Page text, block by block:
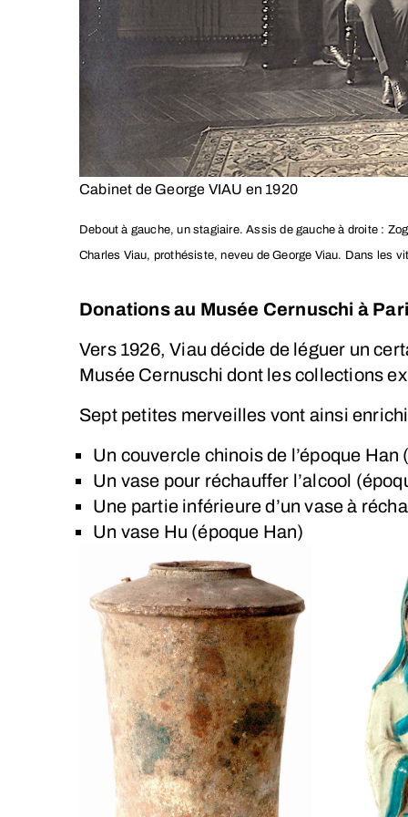
Cabinet de George VIAU en 1920
Debout à gauche, un stagiaire. Assis de gauche à droite :
Charles Viau, prothésiste, neveu de George Viau. Dans les
Donations au Musée Cernuschi à
Vers 1926, Viau décide de léguer un
Musée Cernuschi dont les collections
Sept petites merveilles vont ainsi
Un couvercle chinois de l’époque
Un vase pour réchauffer l’alcool
Une partie inférieure d’un vase à
Un vase Hu (époque Han)